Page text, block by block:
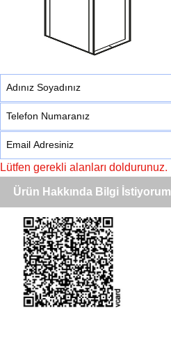
Lütfen gerekli alanları doldurunuz.
Ürün Hakkında Bilgi İstiyorum